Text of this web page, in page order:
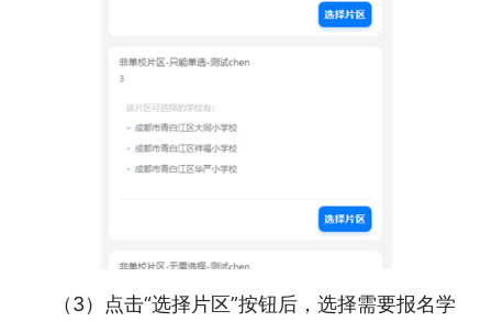
（3）点击“选择片区”按钮后，选择需要报名学